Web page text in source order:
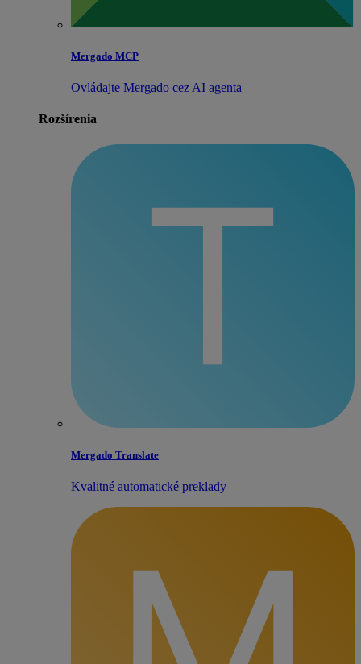
Mergado MCP
Ovládajte Mergado cez AI agenta
Rozšírenia
Mergado Translate
Kvalitné automatické preklady